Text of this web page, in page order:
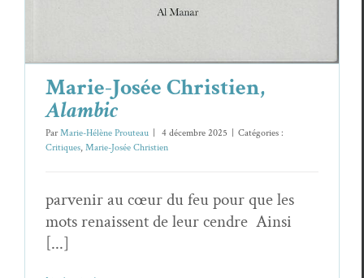
Marie-Josée Christien,
Alambic
ParMarie-Hélène Prouteau 4 décembre 2025
Catégories :
Critiques, Marie-Josée Christien
parvenir au cœur du feu pour que les
mots renaissent de leur cendre Ainsi
[...]